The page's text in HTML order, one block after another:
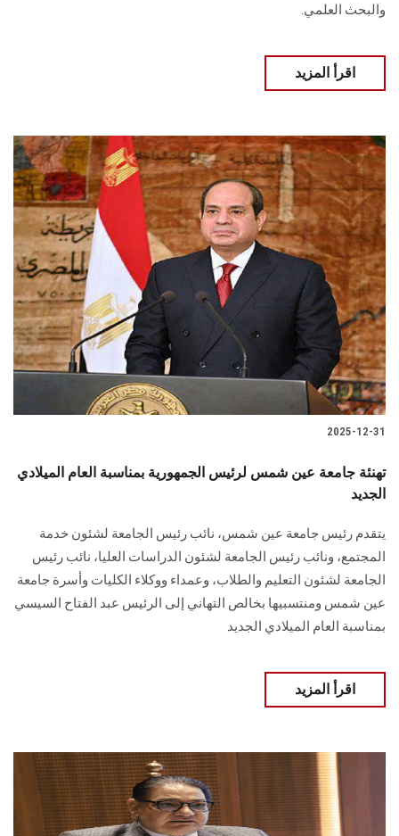
والبحث العلمي.
اقرأ المزيد
2025-12-31
تهنئة جامعة عين شمس لرئيس الجمهورية بمناسبة العام الميلادي
الجديد
يتقدم رئيس جامعة عين شمس، نائب رئيس الجامعة لشئون خدمة
المجتمع، ونائب رئيس الجامعة لشئون الدراسات العليا، نائب رئيس
الجامعة لشئون التعليم والطلاب، وعمداء ووكلاء الكليات وأسرة جامعة
عين شمس ومنتسبيها بخالص التهاني إلى الرئيس عبد الفتاح السيسي
بمناسبة العام الميلادي الجديد
اقرأ المزيد